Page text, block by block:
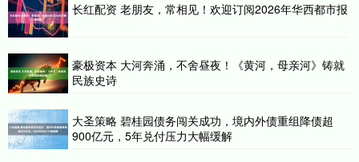
长红配资 老朋友，常相见！欢迎订阅2026年华西都市报
豪极资本 大河奔涌，不舍昼夜！《黄河，母亲河》铸就
民族史诗
大圣策略 碧桂园债务闯关成功，境内外债重组降债超
900亿元，5年兑付压力大幅缓解